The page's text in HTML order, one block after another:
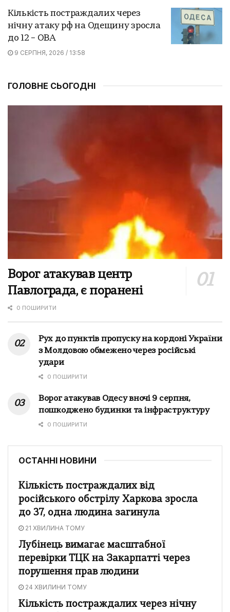
Кількість постраждалих через
нічну атаку рф на Одещину зросла
до 12 – ОВА
9 СЕРПНЯ, 2026 / 13:58
ГОЛОВНЕ СЬОГОДНІ
Ворог атакував центр
Павлограда, є поранені
0 ПОШИРИТИ
Рух до пунктів пропуску на кордоні України
з Молдовою обмежено через російські
удари
0 ПОШИРИТИ
Ворог атакував Одесу вночі 9 серпня,
пошкоджено будинки та інфраструктуру
0 ПОШИРИТИ
ОСТАННІ НОВИНИ
Кількість постраждалих від
російського обстрілу Харкова зросла
до 37, одна людина загинула
21 ХВИЛИНА ТОМУ
Лубінець вимагає масштабної
перевірки ТЦК на Закарпатті через
порушення прав людини
24 ХВИЛИНИ ТОМУ
Кількість постраждалих через нічну